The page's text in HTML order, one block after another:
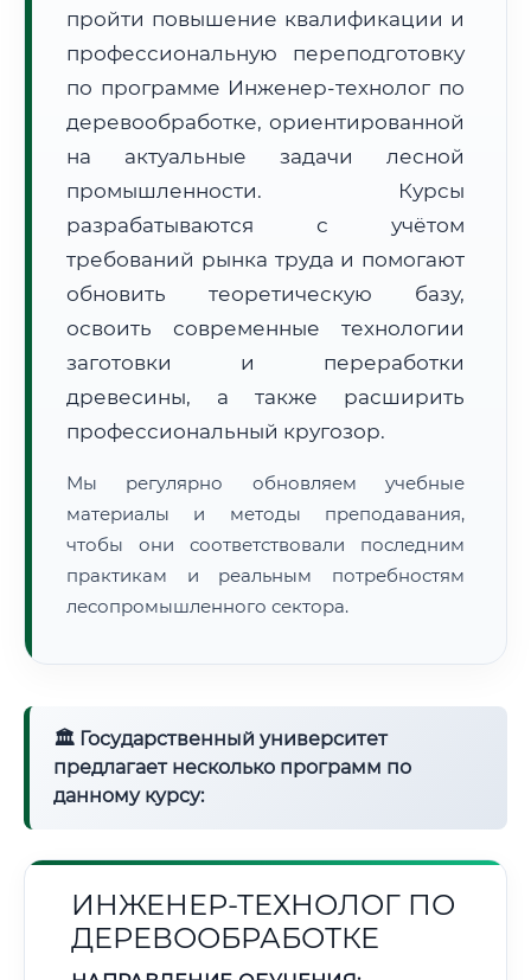
Часовой пояс:
🗺️ Зона обслуживания: г. Ростов-на-Дону
Расчет логистики оригиналов:
• Маршрут транзита:
~3 084 км
• Экспресс-доставка СДЭК / Почтой: 4–6 рабочих дней
🔍 Нажмите на документ для увеличения и просмотра
пройти повышение квалификации и
профессиональную переподготовку
по программе Инженер-технолог по
деревообработке, ориентированной
на актуальные задачи лесной
промышленности. Курсы
разрабатываются с учётом
требований рынка труда и помогают
обновить теоретическую базу,
освоить современные технологии
заготовки и переработки
древесины, а также расширить
профессиональный кругозор.
Мы регулярно обновляем учебные
материалы и методы преподавания,
чтобы они соответствовали последним
практикам и реальным потребностям
лесопромышленного сектора.
🏛 Государственный университет
предлагает несколько программ по
данному курсу:
ИНЖЕНЕР-ТЕХНОЛОГ ПО
ДЕРЕВООБРАБОТКЕ